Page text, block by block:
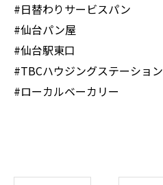
#日替わりサービスパン
#仙台パン屋
#仙台駅東口
#TBCハウジングステーション
#ローカルベーカリー